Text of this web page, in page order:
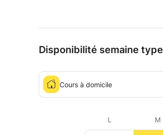
Disponibilité semaine type
Cours à domicile
L M